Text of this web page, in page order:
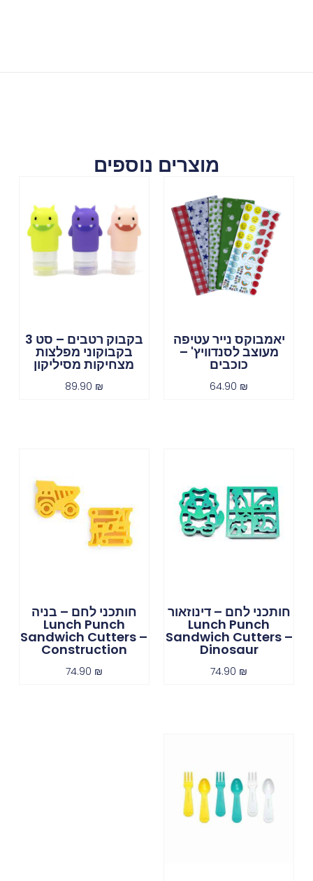
מוצרים נוספים
יאמבוקס נייר עטיפה
מעוצב לסנדוויץ' –
כוכבים
64.90 ₪
בקבוק רטבים – סט 3
בקבוקוני מפלצות
מצחיקות מסיליקון
89.90 ₪
חותכני לחם – דינוזאור
Lunch Punch
Sandwich Cutters –
Dinosaur
74.90 ₪
חותכני לחם – בניה
Lunch Punch
Sandwich Cutters –
Construction
74.90 ₪